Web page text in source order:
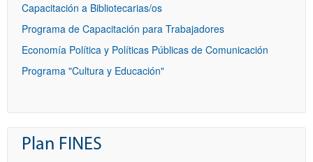
Capacitación a Bibliotecarias/os
Programa de Capacitación para Trabajadores
Economía Política y Políticas Públicas de Comunicación
Programa "Cultura y Educación"
Plan FINES